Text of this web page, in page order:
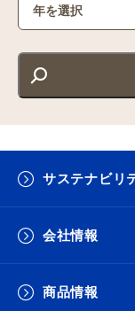
サステナビリ
会社情報
商品情報